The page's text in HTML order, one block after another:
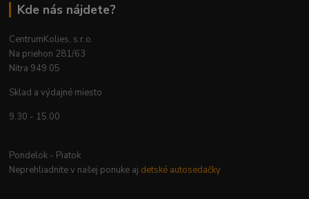
Kde nás nájdete?
CentrumKolies, s.r.o.
Na priehon 281/63
Nitra 949 05
Sklad a výdajné miesto
9.30 - 15.00
Pondelok - Piatok
Neprehliadnite v našej ponuke aj detské autosedačky